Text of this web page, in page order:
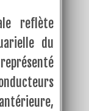
reflète
du